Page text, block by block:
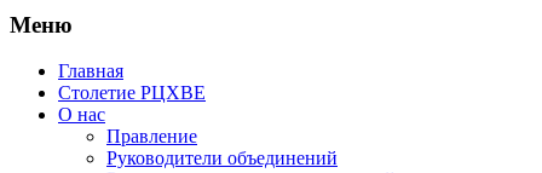
Меню
Главная
Столетие РЦХВЕ
О нас
Правление
Руководители объединений